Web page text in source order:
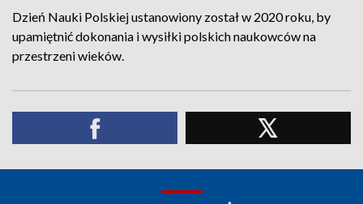
Dzień Nauki Polskiej ustanowiony został w 2020 roku, by
upamiętnić dokonania i wysiłki polskich naukowców na
przestrzeni wieków.